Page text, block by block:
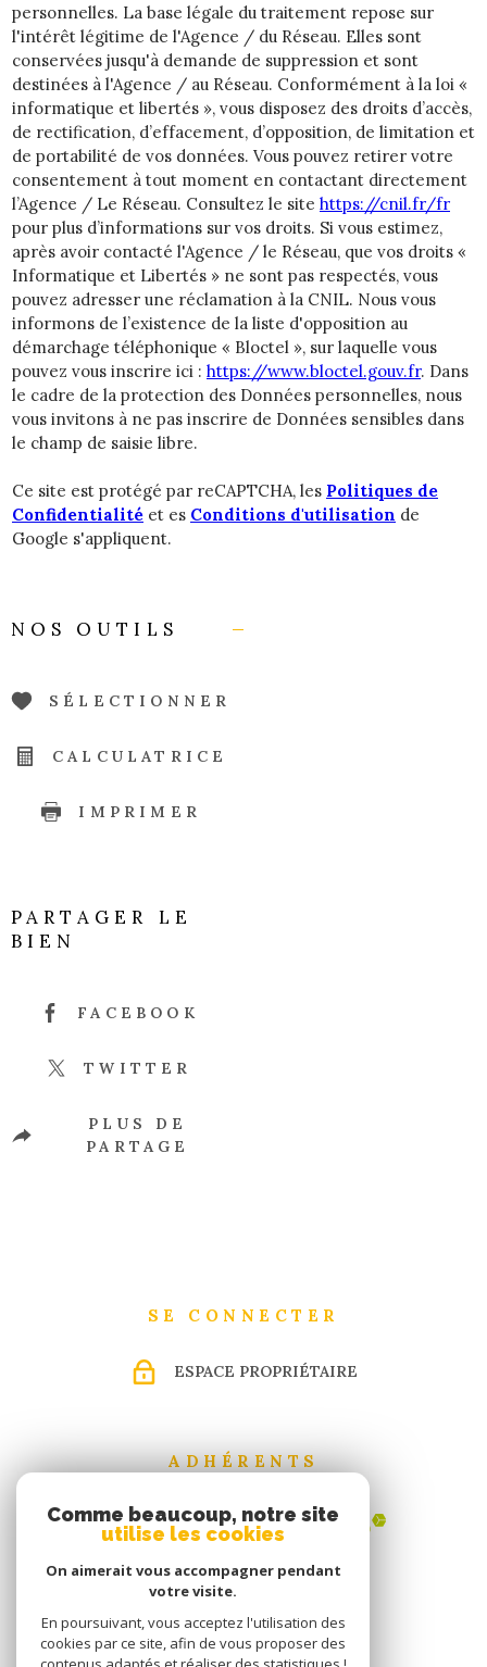
personnelles. La base légale du traitement repose sur
l'intérêt légitime de l'Agence / du Réseau. Elles sont
conservées jusqu'à demande de suppression et sont
destinées à l'Agence / au Réseau. Conformément à la loi «
informatique et libertés », vous disposez des droits d’accès,
de rectification, d’effacement, d’opposition, de limitation et
de portabilité de vos données. Vous pouvez retirer votre
consentement à tout moment en contactant directement
l’Agence / Le Réseau. Consultez le site https://cnil.fr/fr
pour plus d’informations sur vos droits. Si vous estimez,
après avoir contacté l'Agence / le Réseau, que vos droits «
Informatique et Libertés » ne sont pas respectés, vous
pouvez adresser une réclamation à la CNIL. Nous vous
informons de l’existence de la liste d'opposition au
démarchage téléphonique « Bloctel », sur laquelle vous
pouvez vous inscrire ici : https://www.bloctel.gouv.fr. Dans
le cadre de la protection des Données personnelles, nous
vous invitons à ne pas inscrire de Données sensibles dans
le champ de saisie libre.
Ce site est protégé par reCAPTCHA, les Politiques de
Confidentialité et es Conditions d'utilisation de
Google s'appliquent.
NOS OUTILS
SÉLECTIONNER
CALCULATRICE
IMPRIMER
PARTAGER LE
BIEN
FACEBOOK
TWITTER
PLUS DE
PARTAGE
SE CONNECTER
ESPACE PROPRIÉTAIRE
ADHÉRENTS
Comme beaucoup, notre site
utilise les cookies
On aimerait vous accompagner pendant
votre visite.
En poursuivant, vous acceptez l'utilisation des
cookies par ce site, afin de vous proposer des